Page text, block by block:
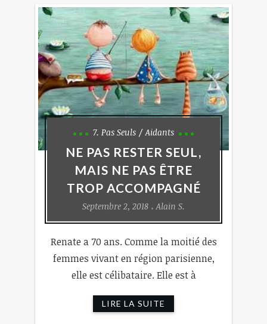
7. Pas Seuls Aidants
NE PAS RESTER SEUL,
MAIS NE PAS ÊTRE
TROP ACCOMPAGNÉ
Septembre 2, 2018 Alain S.
Renate a 70 ans. Comme la moitié des
femmes vivant en région parisienne,
elle est célibataire. Elle est à
LIRE LA SUITE